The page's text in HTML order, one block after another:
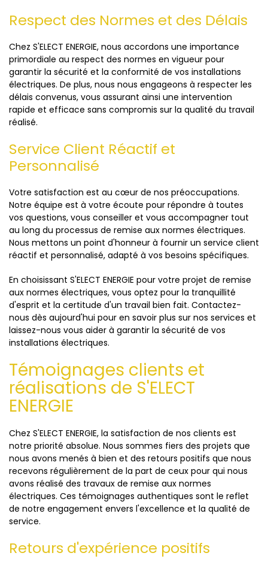
Respect des Normes et des Délais
Chez S'ELECT ENERGIE, nous accordons une importance
primordiale au respect des normes en vigueur pour
garantir la sécurité et la conformité de vos installations
électriques. De plus, nous nous engageons à respecter les
délais convenus, vous assurant ainsi une intervention
rapide et efficace sans compromis sur la qualité du travail
réalisé.
Service Client Réactif et
Personnalisé
Votre satisfaction est au cœur de nos préoccupations.
Notre équipe est à votre écoute pour répondre à toutes
vos questions, vous conseiller et vous accompagner tout
au long du processus de remise aux normes électriques.
Nous mettons un point d'honneur à fournir un service client
réactif et personnalisé, adapté à vos besoins spécifiques.
En choisissant S'ELECT ENERGIE pour votre projet de remise
aux normes électriques, vous optez pour la tranquillité
d'esprit et la certitude d'un travail bien fait. Contactez-
nous dès aujourd'hui pour en savoir plus sur nos services et
laissez-nous vous aider à garantir la sécurité de vos
installations électriques.
Témoignages clients et
réalisations de S'ELECT
ENERGIE
Chez S'ELECT ENERGIE, la satisfaction de nos clients est
notre priorité absolue. Nous sommes fiers des projets que
nous avons menés à bien et des retours positifs que nous
recevons régulièrement de la part de ceux pour qui nous
avons réalisé des travaux de remise aux normes
électriques. Ces témoignages authentiques sont le reflet
de notre engagement envers l'excellence et la qualité de
service.
Retours d'expérience positifs